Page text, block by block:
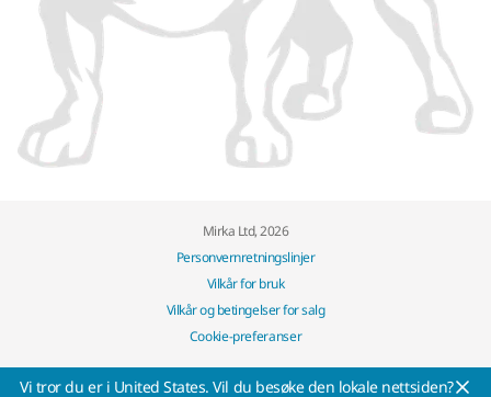
Mirka Ltd, 2026
Personvernretningslinjer
Vilkår for bruk
Vilkår og betingelser for salg
Cookie-preferanser
Vi tror du er i United States. Vil du besøke den lokale nettsiden?